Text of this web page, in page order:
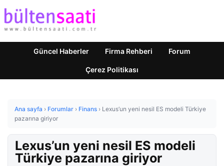
Güncel Haberler Firma Rehberi Forum
Çerez Politikası
Ana sayfa › Forumlar › Finans › Lexus’un yeni nesil ES modeli Türkiye
pazarına giriyor
Lexus’un yeni nesil ES modeli
Türkiye pazarına giriyor